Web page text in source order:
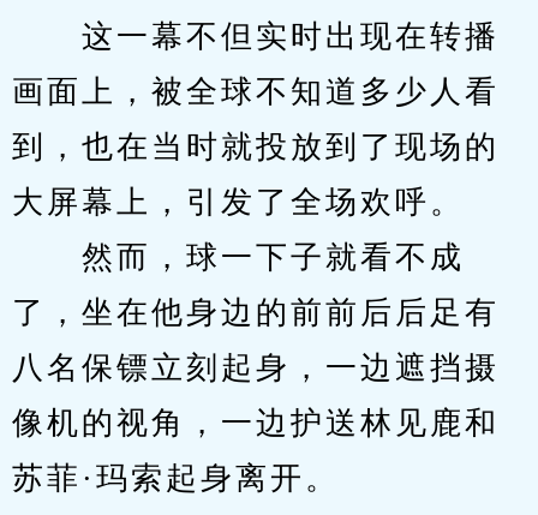
这一幕不但实时出现在转播
画面上，被全球不知道多少人看
到，也在当时就投放到了现场的
大屏幕上，引发了全场欢呼。
然而，球一下子就看不成
了，坐在他身边的前前后后足有
八名保镖立刻起身，一边遮挡摄
像机的视角，一边护送林见鹿和
苏菲·玛索起身离开。